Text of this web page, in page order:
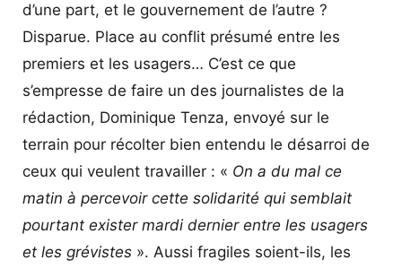
d’une part, et le gouvernement de l’autre ?
Disparue. Place au conflit présumé entre les
premiers et les usagers… C’est ce que
s’empresse de faire un des journalistes de la
rédaction, Dominique Tenza, envoyé sur le
terrain pour récolter bien entendu le désarroi de
ceux qui veulent travailler : « On a du mal ce
matin à percevoir cette solidarité qui semblait
pourtant exister mardi dernier entre les usagers
et les grévistes ». Aussi fragiles soient-ils, les